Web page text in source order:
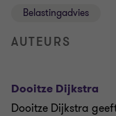
Belastingadvies
AUTEURS
Dooitze Dijkstra
Dooitze Dijkstra